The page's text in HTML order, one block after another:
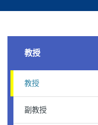
教授
教授
副教授